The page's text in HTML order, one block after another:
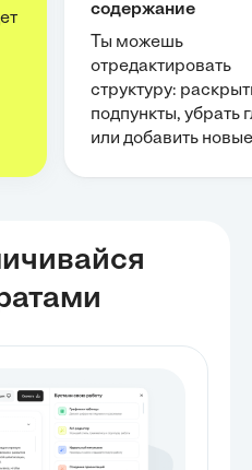
содержание
Ты можешь
отредактировать
структуру:
подпункты, убрать
или добавить новые